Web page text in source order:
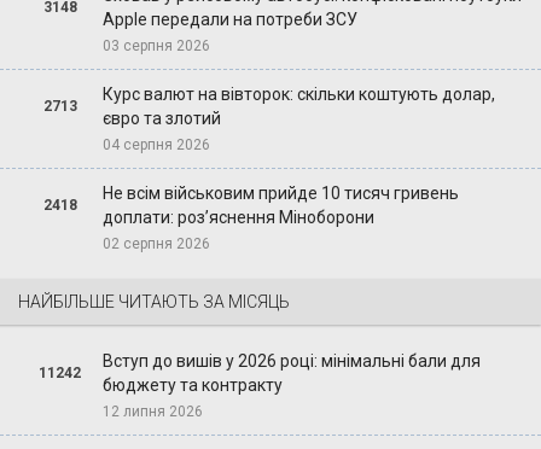
3148
Apple передали на потреби ЗСУ
03 серпня 2026
2713
Курс валют на вівторок: скільки коштують долар,
євро та злотий
04 серпня 2026
2418
Не всім військовим прийде 10 тисяч гривень
доплати: роз’яснення Міноборони
02 серпня 2026
НАЙБІЛЬШЕ ЧИТАЮТЬ ЗА МІСЯЦЬ
11242
Вступ до вишів у 2026 році: мінімальні бали для
бюджету та контракту
12 липня 2026